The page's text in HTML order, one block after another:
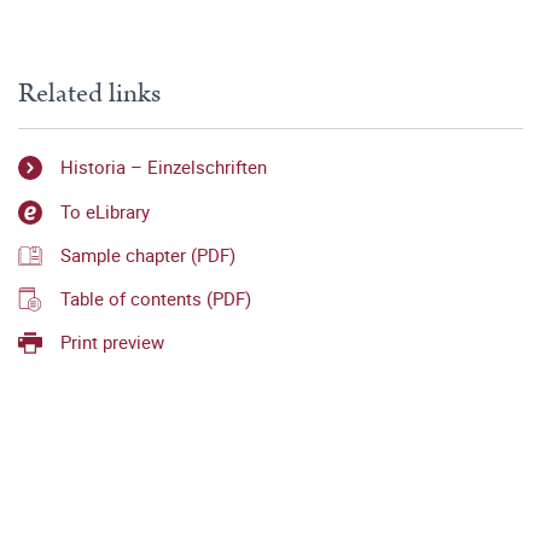
Related links
Historia – Einzelschriften
To eLibrary
Sample chapter (PDF)
Table of contents (PDF)
Print preview